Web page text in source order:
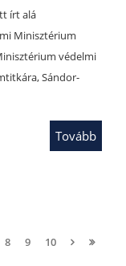
írt alá
Minisztérium
védelmi
Sándor-
Tovább
8 9 10